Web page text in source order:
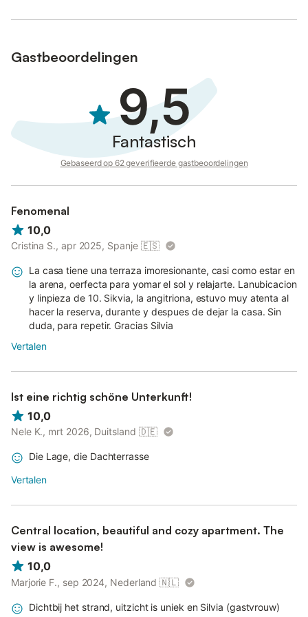
Gastbeoordelingen
9,5
Fantastisch
Gebaseerd op 62 geverifieerde gastbeoordelingen
Fenomenal
10,0
Cristina S., apr 2025, Spanje 🇪🇸
La casa tiene una terraza imoresionante, casi como estar en
la arena, oerfecta para yomar el sol y relajarte. Lanubicacion
y linpieza de 10. Sikvia, la angitriona, estuvo muy atenta al
hacer la reserva, durante y despues de dejar la casa. Sin
duda, para repetir. Gracias Silvia
Vertalen
Ist eine richtig schöne Unterkunft!
10,0
Nele K., mrt 2026, Duitsland 🇩🇪
Die Lage, die Dachterrasse
Vertalen
Central location, beautiful and cozy apartment. The
view is awesome!
10,0
Marjorie F., sep 2024, Nederland 🇳🇱
Dichtbij het strand, uitzicht is uniek en Silvia (gastvrouw)